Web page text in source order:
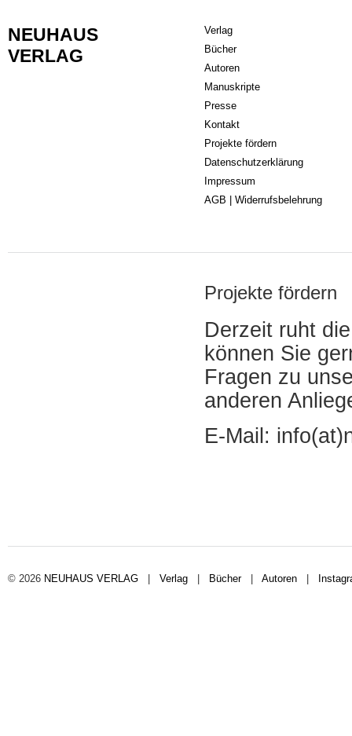
NEUHAUS
VERLAG
Verlag
Bücher
Autoren
Manuskripte
Presse
Kontakt
Projekte fördern
Datenschutzerklärung
Impressum
AGB | Widerrufsbelehrung
Projekte fördern
Derzeit ruht
können Sie
Fragen zu
anderen
E-Mail:
© 2026 NEUHAUS VERLAG Verlag Bücher Autoren